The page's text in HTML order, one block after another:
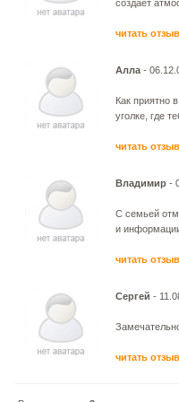
создает
читать отзыв
Алла -
Как приятно
уголке, где
читать отзыв
Владимир -
С семьей
и
читать отзыв
Сергей -
читать отзыв